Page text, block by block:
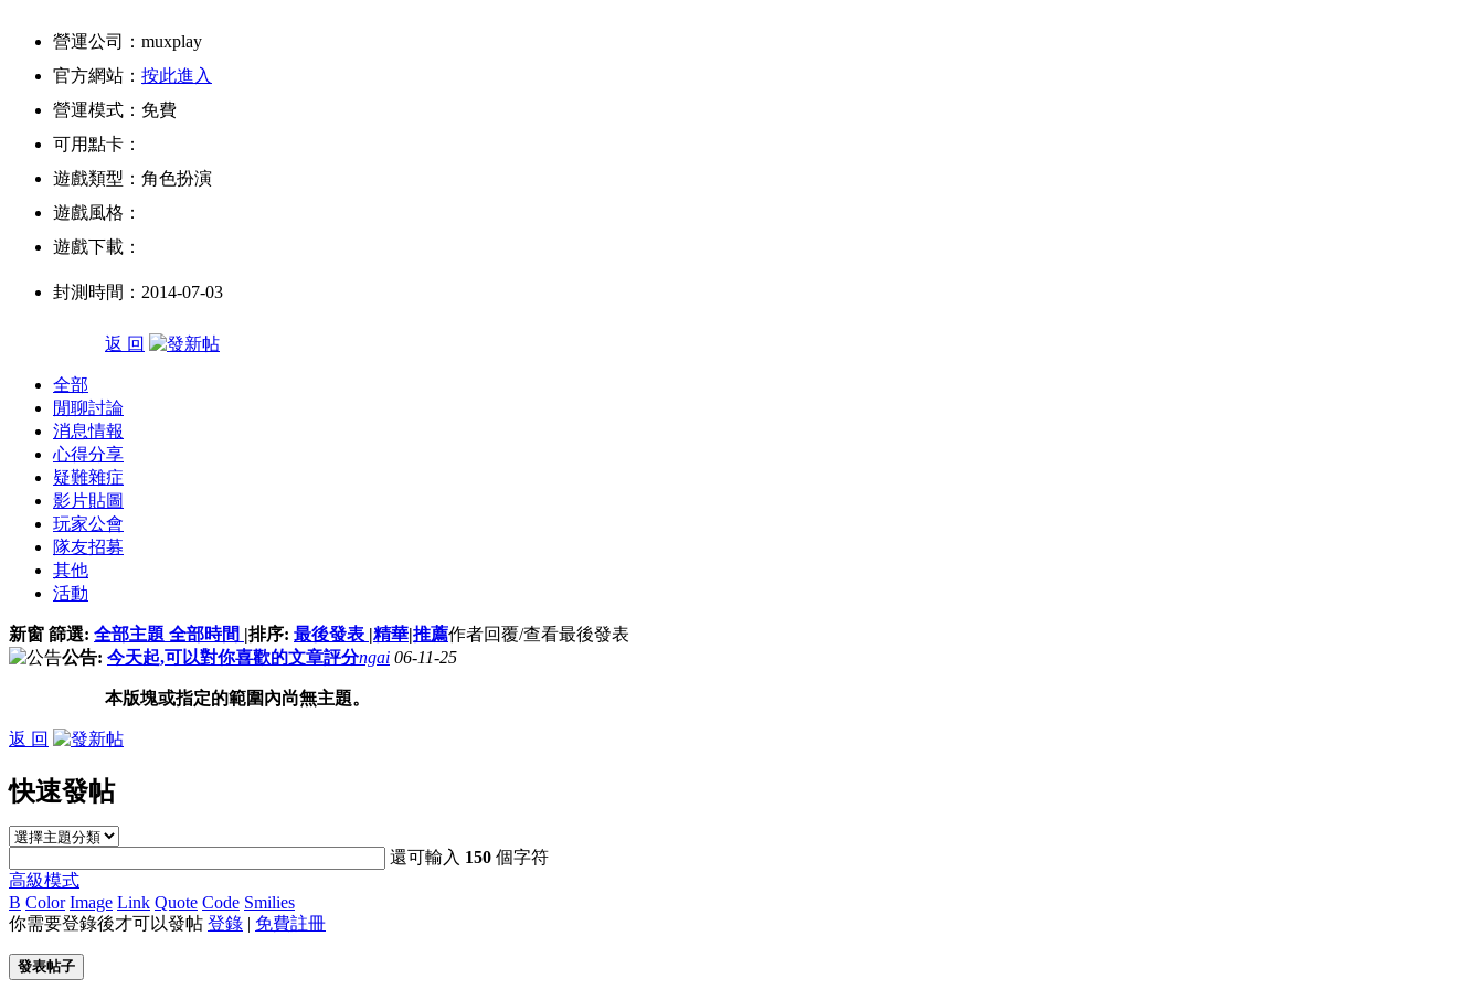
營運公司：muxplay
官方網站： 按此進入
營運模式：免費
可用點卡：
遊戲類型：角色扮演
遊戲風格：
遊戲下載：
封測時間：2014-07-03
返 回
全部
閒聊討論
消息情報
心得分享
疑難雜症
影片貼圖
玩家公會
隊友招募
其他
活動
新窗 篩選: 全部主題 全部時間 |排序: 最後發表 |精華|推薦作者回覆/查看最後發表
公告: 今天起,可以對你喜歡的文章評分ngai 06-11-25
本版塊或指定的範圍內尚無主題。
返 回
快速發帖
還可輸入 150 個字符
高級模式
B Color Image Link Quote Code Smilies
你需要登錄後才可以發帖 登錄 | 免費註冊
發表帖子